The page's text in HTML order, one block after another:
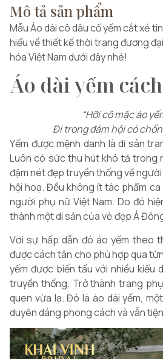
Mô tả sản phẩm
Mẫu Áo dài cô dâu cổ yếm cắt xẻ
hiểu về thiết kế thời trang đương
hóa Việt Nam dưới đây nhé!
Áo dài yếm
“Hỡi cô mặc áo
Đi trong đám hội có
Yếm được mệnh danh là di sản
Luôn có sức thu hút khó tả trong
đậm nét đẹp truyền thống về
hội hoạ. Đều không ít tác phẩm
người phụ nữ Việt Nam. Do đó
thành một di sản của vẻ đẹp Á
Với sự hấp dẫn đó áo yếm theo
được cách tân cho phù hợp qua
yếm được biến tấu với nhiều kiểu
truyền thống. Trở thành trang
quen vừa lạ. Đó là áo dài yếm,
duyên dáng phong cách và vẫn